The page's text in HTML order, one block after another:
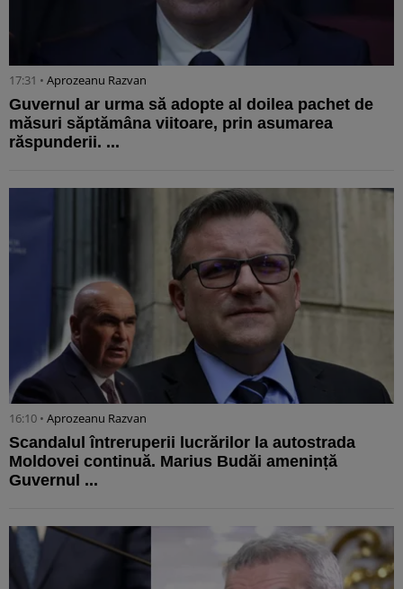
17:31 • Aprozeanu Razvan
Guvernul ar urma să adopte al doilea pachet de
măsuri săptămâna viitoare, prin asumarea
răspunderii. ...
16:10 • Aprozeanu Razvan
Scandalul întreruperii lucrărilor la autostrada
Moldovei continuă. Marius Budăi amenință
Guvernul ...